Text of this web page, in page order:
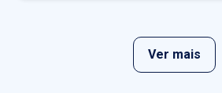
Ver mais